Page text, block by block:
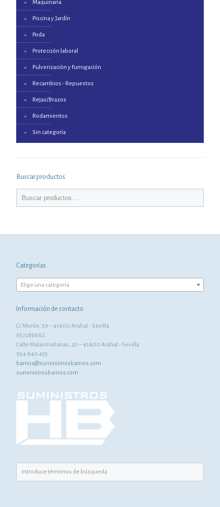
Maquinaria
Piscina y Jardín
Poda
Protección laboral
Pulverización y Fumigación
Recambios - Repuestos
Rejas/Brazos
Rodamientos
Sin categoría
Buscar productos
Categorías
Elige una categoría
Información de contacto
C/ Morón, 59 – 41600 Arahal - Sevilla
657286662
Calle Malasmañanas, 20 – 41600 Arahal - Sevilla
954 840 453
barrios@suministrosbarrios.com
suministrosbarrios.com